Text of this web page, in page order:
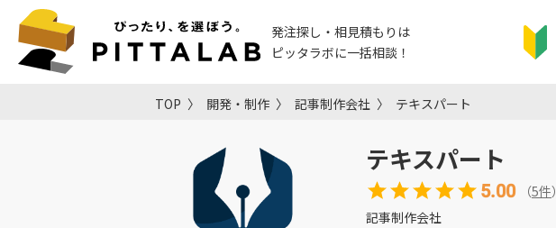
発注探し・相見積もりは
ピッタラボに一括相談！
TOP 開発・制作 記事制作会社 テキスパート
テキスパート
5.00 （5件）
記事制作会社